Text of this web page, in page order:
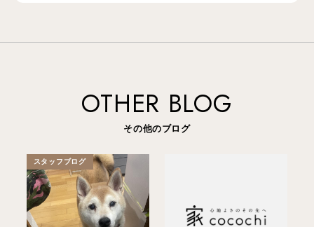
OTHER BLOG
その他のブログ
スタッフブログ